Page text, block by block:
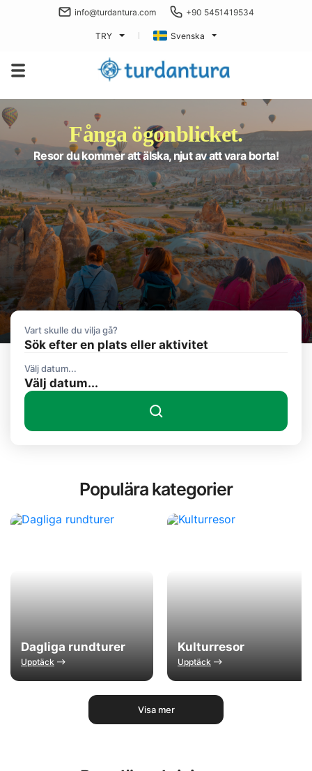
info@turdantura.com +90 5451419534
TRY Svenska
Fånga ögonblicket.
Resor du kommer att älska, njut av att vara borta!
Vart skulle du vilja gå?
Sök efter en plats eller aktivitet
Välj datum...
Populära kategorier
Dagliga rundturer
Upptäck
Kulturresor
Upptäck
Visa mer